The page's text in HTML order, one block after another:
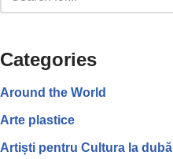
Categories
Around the World
Arte plastice
Artiști pentru Cultura la dubă